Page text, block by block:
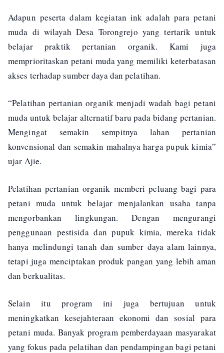
Adapun peserta dalam kegiatan ink adalah para petani
muda di wilayah Desa Torongrejo yang tertarik untuk
belajar praktik pertanian organik. Kami juga
memprioritaskan petani muda yang memiliki keterbatasan
akses terhadap sumber daya dan pelatihan.
“Pelatihan pertanian organik menjadi wadah bagi petani
muda untuk belajar alternatif baru pada bidang pertanian.
Mengingat semakin sempitnya lahan pertanian
konvensional dan semakin mahalnya harga pupuk kimia”
ujar Ajie.
Pelatihan pertanian organik memberi peluang bagi para
petani muda untuk belajar menjalankan usaha tanpa
mengorbankan lingkungan. Dengan mengurangi
penggunaan pestisida dan pupuk kimia, mereka tidak
hanya melindungi tanah dan sumber daya alam lainnya,
tetapi juga menciptakan produk pangan yang lebih aman
dan berkualitas.
Selain itu program ini juga bertujuan untuk
meningkatkan kesejahteraan ekonomi dan sosial para
petani muda. Banyak program pemberdayaan masyarakat
yang fokus pada pelatihan dan pendampingan bagi petani